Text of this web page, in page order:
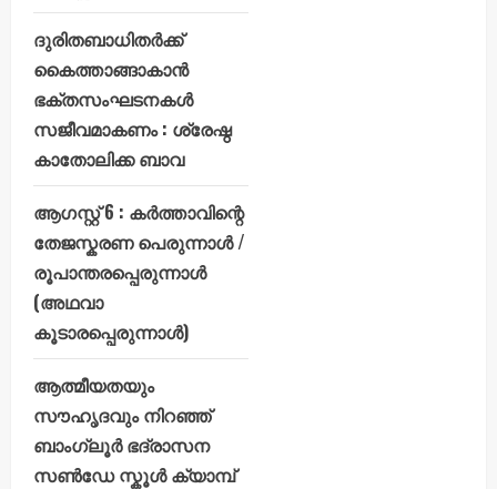
ദുരിതബാധിതർക്ക്
കൈത്താങ്ങാകാൻ
ഭക്തസംഘടനകൾ
സജീവമാകണം : ശ്രേഷ്ഠ
കാതോലിക്ക ബാവ
ആഗസ്റ്റ് 6 : കർത്താവിന്റെ
തേജസ്കരണ പെരുന്നാൾ /
രൂപാന്തരപ്പെരുന്നാൾ
(അഥവാ
കൂടാരപ്പെരുന്നാൾ)
ആത്മീയതയും
സൗഹൃദവും നിറഞ്ഞ്
ബാംഗ്ലൂർ ഭദ്രാസന
സൺഡേ സ്കൂൾ ക്യാമ്പ്